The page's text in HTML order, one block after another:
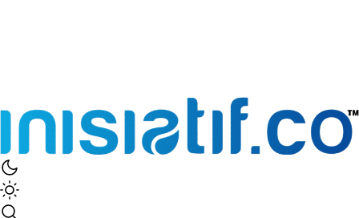
Inisiatif.co
Stay Connected Stay Informed